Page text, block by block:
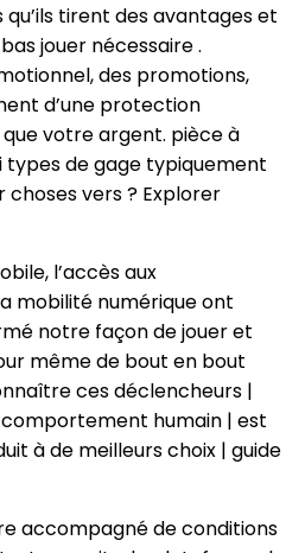
tirent des avantages et
jouer nécessaire .
des promotions,
d’une protection
votre argent. pièce à
types de gage typiquement
vers ? Explorer
l’accès aux
mobilité numérique ont
notre façon de jouer et
même de bout en bout
ces déclencheurs |
comportement humain | est
à de meilleurs choix | guide
accompagné de conditions